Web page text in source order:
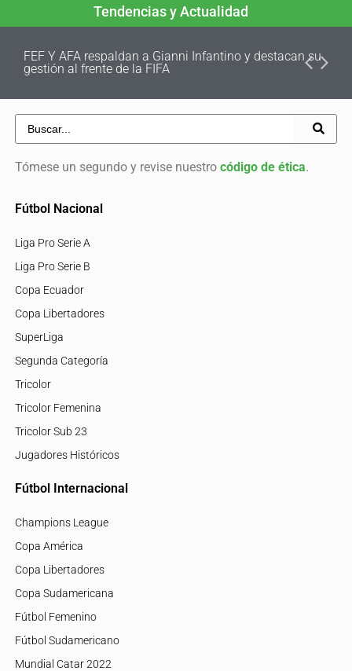
Tendencias y Actualidad
FEF Y AFA respaldan a Gianni Infantino y destacan su
gestión al frente de la FIFA
Tómese un segundo y revise nuestro código de ética.
Fútbol Nacional
Liga Pro Serie A
Liga Pro Serie B
Copa Ecuador
Copa Libertadores
SuperLiga
Segunda Categoría
Tricolor
Tricolor Femenina
Tricolor Sub 23
Jugadores Históricos
Fútbol Internacional
Champions League
Copa América
Copa Libertadores
Copa Sudamericana
Fútbol Femenino
Fútbol Sudamericano
Mundial Catar 2022